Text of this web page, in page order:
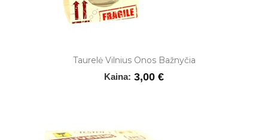
Taurelė Vilnius Onos Bažnyčia
Kaina: 3,00 €